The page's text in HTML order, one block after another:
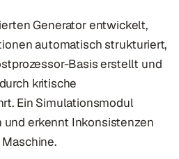
Generator entwickelt,
automatisch strukturiert,
Basis erstellt und
kritische
Ein Simulationsmodul
erkennt Inkonsistenzen